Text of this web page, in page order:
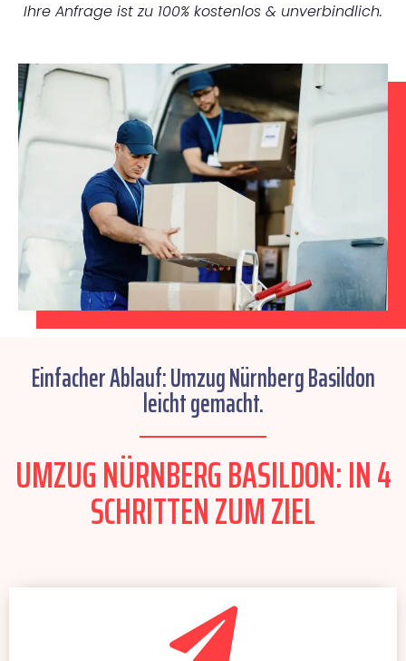
Ihre Anfrage ist zu 100% kostenlos & unverbindlich.
Einfacher Ablauf: Umzug Nürnberg Basildon
leicht gemacht.
UMZUG NÜRNBERG BASILDON: IN 4
SCHRITTEN ZUM ZIEL